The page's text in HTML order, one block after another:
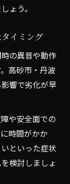
ょう。
イミング
の異音や動作
高砂市・丹波
響で劣化が早
や安全面での
時間がかか
といった症状
検討しましょ